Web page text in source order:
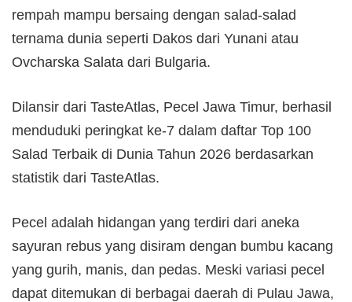
rempah mampu bersaing dengan salad-salad
ternama dunia seperti Dakos dari Yunani atau
Ovcharska Salata dari Bulgaria.
Dilansir dari TasteAtlas, Pecel Jawa Timur, berhasil
menduduki peringkat ke-7 dalam daftar Top 100
Salad Terbaik di Dunia Tahun 2026 berdasarkan
statistik dari TasteAtlas.
Pecel adalah hidangan yang terdiri dari aneka
sayuran rebus yang disiram dengan bumbu kacang
yang gurih, manis, dan pedas. Meski variasi pecel
dapat ditemukan di berbagai daerah di Pulau Jawa,